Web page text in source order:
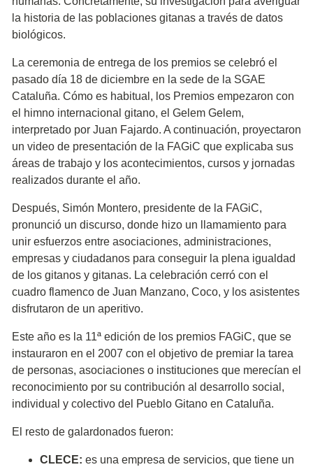
la historia de las poblaciones gitanas a través de datos
biológicos.
La ceremonia de entrega de los premios se celebró el
pasado día 18 de diciembre en la sede de la SGAE
Cataluña. Cómo es habitual, los Premios empezaron con
el himno internacional gitano, el Gelem Gelem,
interpretado por Juan Fajardo. A continuación, proyectaron
un video de presentación de la FAGiC que explicaba sus
áreas de trabajo y los acontecimientos, cursos y jornadas
realizados durante el año.
Después, Simón Montero, presidente de la FAGiC,
pronunció un discurso, donde hizo un llamamiento para
unir esfuerzos entre asociaciones, administraciones,
empresas y ciudadanos para conseguir la plena igualdad
de los gitanos y gitanas. La celebración cerró con el
cuadro flamenco de Juan Manzano, Coco, y los asistentes
disfrutaron de un aperitivo.
Este año es la 11ª edición de los premios FAGiC, que se
instauraron en el 2007 con el objetivo de premiar la tarea
de personas, asociaciones o instituciones que merecían el
reconocimiento por su contribución al desarrollo social,
individual y colectivo del Pueblo Gitano en Cataluña.
El resto de galardonados fueron:
CLECE: es una empresa de servicios, que tiene un